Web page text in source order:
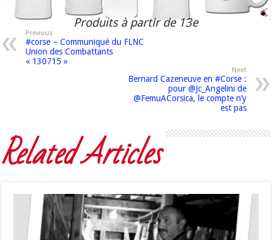
Produits à partir de 13e
Previous
#corse – Communiqué du FLNC
Union des Combattants
« 130715 »
Next
Bernard Cazeneuve en #Corse :
pour @Jc_Angelini de
@FemuACorsica, le compte n’y
est pas
Related Articles